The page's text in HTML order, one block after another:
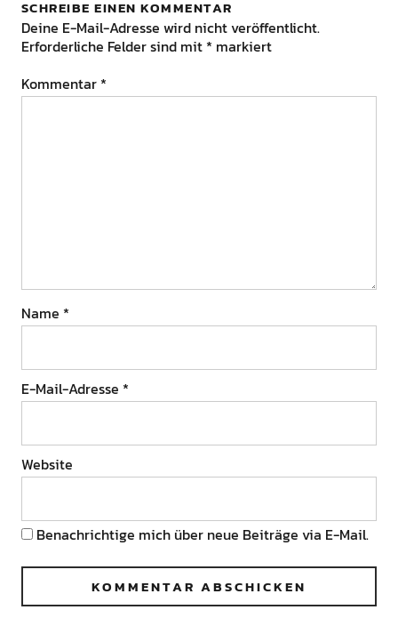
SCHREIBE EINEN KOMMENTAR
Deine E-Mail-Adresse wird nicht veröffentlicht.
Erforderliche Felder sind mit * markiert
Kommentar *
Name *
E-Mail-Adresse *
Website
Benachrichtige mich über neue Beiträge via E-Mail.